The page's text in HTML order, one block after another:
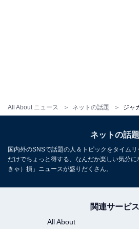
All About ニュース ネットの話題
ネットの話題
国内外のSNSで話題の人＆トピックをタイム
だけでちょっと得する、なんだか楽しい気分
きゃ）損」ニュースが盛りだくさん。
関連サービス
All About